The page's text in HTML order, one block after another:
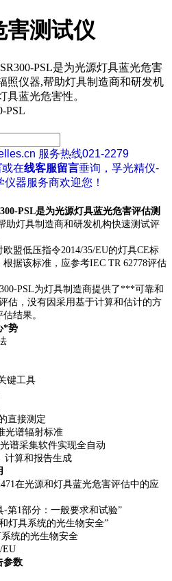
害测试仪
PSL是为光源灯具蓝光危害
照仪器,帮助灯具制造商和研发机
具蓝光危害性。
PSL
服务热线021-2279
或在线客服留言垂询，孚光精仪-
器服务商欢迎您！
PSL是为光源灯具蓝光危害评估测
助灯具制造商和研发机构快速测试评
欧盟低压指令2014/35/EU的灯具CE标
根据该标准，应参考IEC TR 62778评估
PSL为灯具制造商提供了***可靠和
估，没有因采用基于计算和估计的方
结果。
*势
键工具
直接测定
光谱辐射标准
光谱采集软件实现全自动
计算和报告生成
在光源和灯具蓝光危害评估中的应
-第1 部分：一般要求和试验”
和灯具系统的光生物安全”
系统的光生物安全
EU
参数